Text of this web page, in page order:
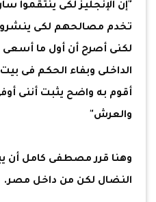
"إن الإنجليز لكى ينتقموا
تخدم مصالحهم لكى ينشروا
لكنى أصرح أن أول ما
الداخلى وبفاء الحكم فى
أقوم به واضح يثبت أننى
والعرش"
وهنا قرر مصطفى كامل أن
النضال لكن من داخل مصر.